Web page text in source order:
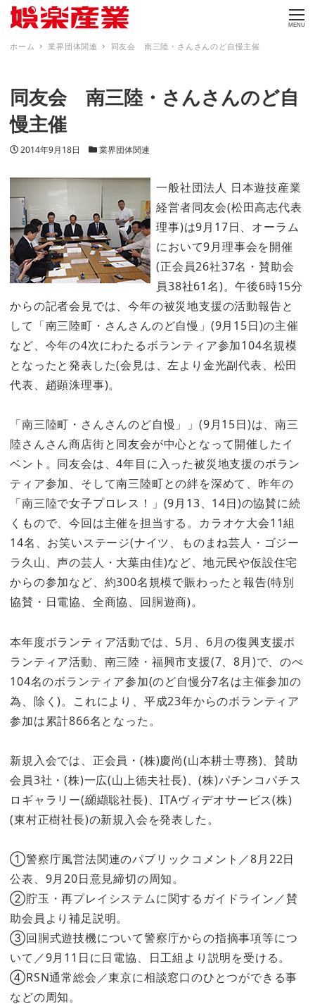
MENU
ホーム 業界団体関連 同友会 南三陸・さんさんのど自慢主催
同友会 南三陸・さんさんのど自
慢主催
投稿日
2014年9月18日 カテゴリー
業界団体関連
一般社団法人 日本遊技産業
経営者同友会(松田高志代表
理事)は9月17日、オーラム
において9月理事会を開催
(正会員26社37名・賛助会
員38社61名)。午後6時15分
からの記者会見では、今年の被災地支援の活動報告と
して「南三陸町・さんさんのど自慢」(9月15日)の主催
など、今年の4次にわたるボランティア参加104名規模
となったと発表した(会見は、左より金光副代表、松田
代表、趙顕洙理事)。
「南三陸町・さんさんのど自慢」」(9月15日)は、南三
陸さんさん商店街と同友会が中心となって開催したイ
ベント。同友会は、4年目に入った被災地支援のボラン
ティア参加、そして南三陸町との絆を深めて、昨年の
「南三陸で女子プロレス！」(9月13、14日)の協賛に続
くもので、今回は主催を担当する。カラオケ大会11組
14名、お笑いステージ(ナイツ、ものまね芸人・ゴジー
ラ久山、声の芸人・大葉由佳)など、地元民や仮設住宅
からの参加など、約300名規模で賑わったと報告(特別
協賛・日電協、全商協、回胴遊商)。
本年度ボランティア活動では、5月、6月の復興支援ボ
ランティア活動、南三陸・福興市支援(7、8月)で、のべ
104名のボランティア参加(のど自慢分7名は主催参加の
為、除く)。これにより、平成23年からのボランティア
参加は累計866名となった。
新規入会では、正会員・(株)慶尚(山本耕士専務)、賛助
会員3社・(株)一広(山上徳夫社長)、(株)パチンコパチス
ロギャラリー(纐纈聡社長)、ITAヴィデオサービス(株)
(東村正樹社長)の新規入会を発表した。
①警察庁風営法関連のパブリックコメント／8月22日
公表、9月20日意見締切の周知。
②貯玉・再プレイシステムに関するガイドライン／賛
助会員より補足説明。
③回胴式遊技機について警察庁からの指摘事項等につ
いて／9月11日に日電協、日工組より説明を受ける。
④RSN通常総会／東京に相談窓口のひとつができる事
などの周知。